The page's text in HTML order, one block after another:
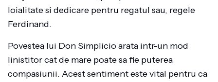
loialitate si dedicare pentru regatul sau, regele
Ferdinand.
Povestea lui Don Simplicio arata intr-un mod
linistitor cat de mare poate sa fie puterea
compasiunii. Acest sentiment este vital pentru ca